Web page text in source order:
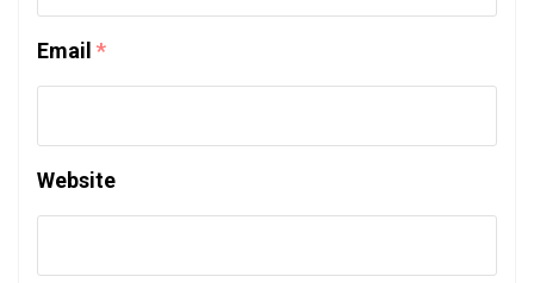
Email *
Website